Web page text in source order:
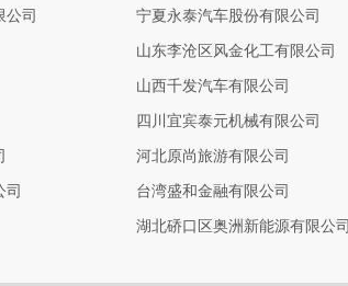
司 宁夏永泰汽车股份有限公司
山东李沧区风金化工有限公司
山西千发汽车有限公司
四川宜宾泰元机械有限公司
河北原尚旅游有限公司
台湾盛和金融有限公司
湖北硚口区奥洲新能源有限公司